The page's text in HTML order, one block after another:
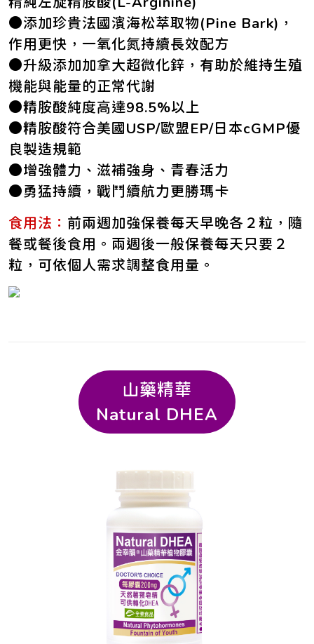
●添加珍貴法國濱海松萃取物(Pine Bark)，
作用更快，一氧化氮持續長效配方
●升級添加加拿大超微化鋅，有助於維持生殖
機能與能量的正常代謝
●精胺酸純度高達98.5%以上
●精胺酸符合美國USP/歐盟EP/日本cGMP優
良製造規範
●增強體力、滋補強身、青春活力
●勇猛持續，戰鬥續航力更勝瑪卡
食用法： 前兩週加強保養每天早晚各２粒，隨
餐或餐後食用。兩週後一般保養每天只要２
粒，可依個人需求調整食用量。
山藥精華
Natural DHEA